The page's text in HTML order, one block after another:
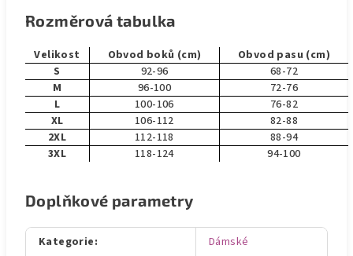
Rozměrová tabulka
Velikost Obvod boků (cm)
Obvod pasu (cm)
S
92-96
68-72
M
96-100
72-76
L
100-106
76-82
XL
106-112
82-88
2XL
112-118
88-94
3XL
118-124 94-100
Doplňkové parametry
Kategorie:
Dámské